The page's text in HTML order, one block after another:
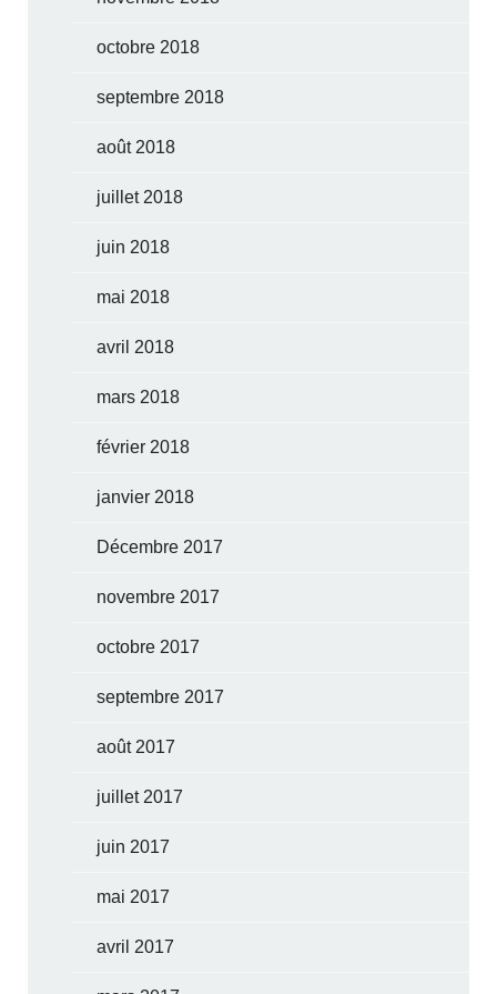
octobre 2018
septembre 2018
août 2018
juillet 2018
juin 2018
mai 2018
avril 2018
mars 2018
février 2018
janvier 2018
Décembre 2017
novembre 2017
octobre 2017
septembre 2017
août 2017
juillet 2017
juin 2017
mai 2017
avril 2017